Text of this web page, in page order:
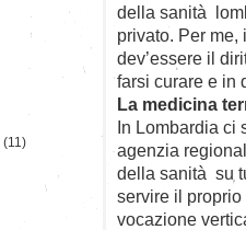
della sanità
privato. Per
dev’essere il
farsi curare e in
La medicina
In Lombardia ci
agenzia
della sanità su
servire il
vocazione
(11)